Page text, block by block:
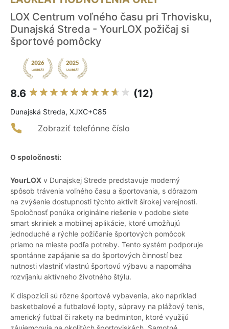
LOX Centrum voľného času pri Trhovisku,
Dunajská Streda - YourLOX požičaj si
športové pomôcky
8.6 (12)
Dunajská Streda, XJXC+C85
Zobraziť telefónne číslo
O spoločnosti:
YourLOX v Dunajskej Strede predstavuje moderný
spôsob trávenia voľného času a športovania, s dôrazom
na zvýšenie dostupnosti týchto aktivít širokej verejnosti.
Spoločnosť ponúka originálne riešenie v podobe siete
smart skriniek a mobilnej aplikácie, ktoré umožňujú
jednoduché a rýchle požičanie športových pomôcok
priamo na mieste podľa potreby. Tento systém podporuje
spontánne zapájanie sa do športových činností bez
nutnosti vlastniť vlastnú športovú výbavu a napomáha
rozvíjaniu aktívneho životného štýlu.
K dispozícii sú rôzne športové vybavenia, ako napríklad
basketbalové a futbalové lopty, súpravy na plážový tenis,
americký futbal či rakety na bedminton, ktoré využijú